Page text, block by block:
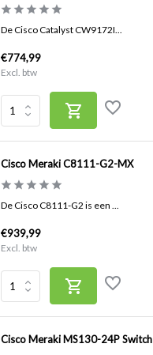
De Cisco Catalyst CW9172I...
€774,99
Excl. btw
Cisco Meraki C8111-G2-MX
De Cisco C8111-G2 is een ...
€939,99
Excl. btw
Cisco Meraki MS130-24P Switch